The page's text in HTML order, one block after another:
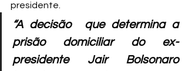
presidente.
“A decisão  que determina a
prisão domiciliar do ex-
presidente Jair Bolsonaro